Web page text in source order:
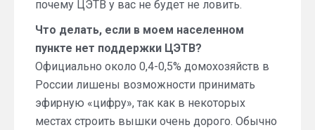
почему ЦЭТВ у вас не будет не ловить.
Что делать, если в моем населенном
пункте нет поддержки ЦЭТВ?
Официально около 0,4-0,5% домохозяйств в
России лишены возможности принимать
эфирную «цифру», так как в некоторых
местах строить вышки очень дорого. Обычно